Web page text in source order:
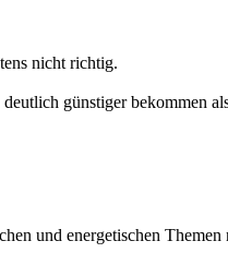
nicht richtig.
günstiger bekommen
und energetischen